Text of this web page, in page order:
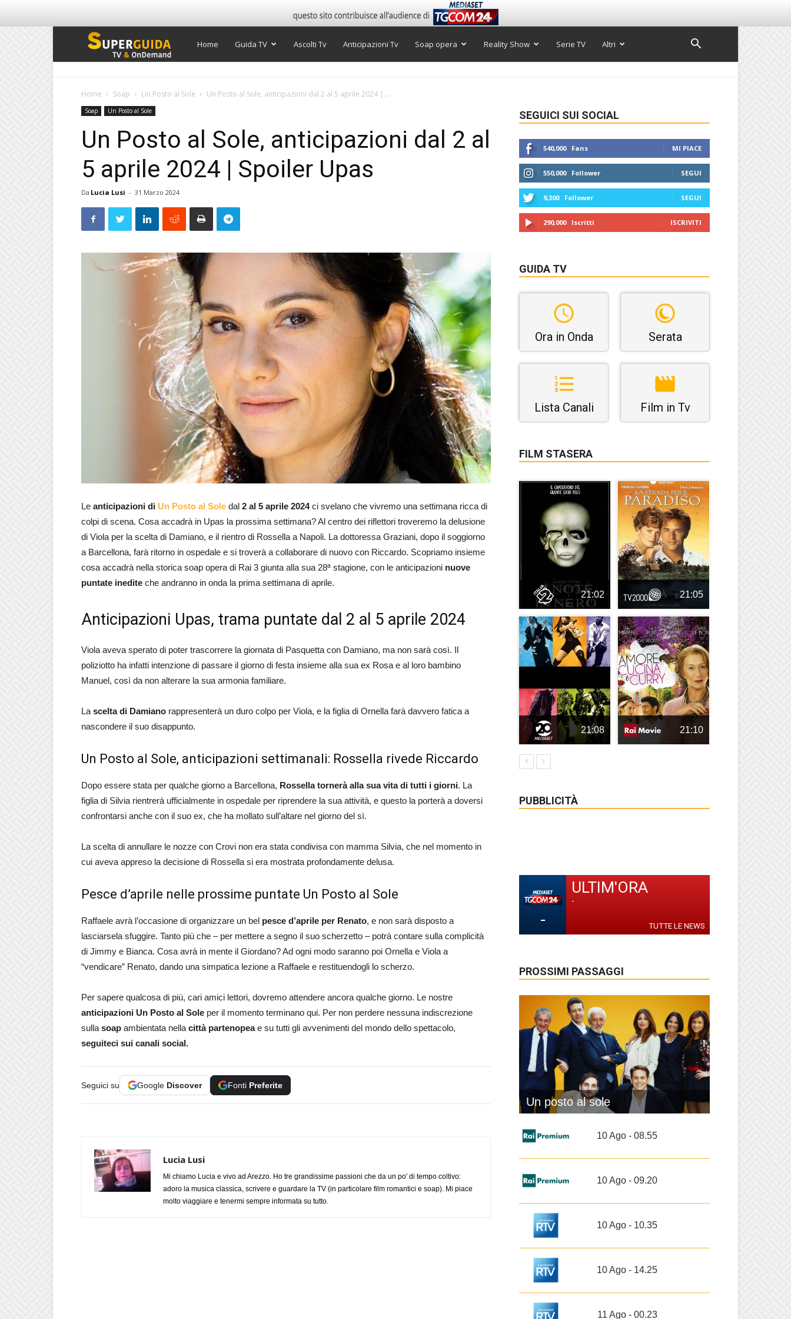
Super
Home Guida TV Ascolti Tv Anticipazioni Tv Soap opera Reality Show Serie TV Altri
Home Soap Un Posto al Sole Un Posto al Sole, anticipazioni dal 2 al 5 aprile 2024 |...
Soap Un Posto al Sole
Un Posto al Sole, anticipazioni dal 2 al
5 aprile 2024 | Spoiler Upas
Da Lucia Lusi - 31 Marzo 2024
Le anticipazioni di Un Posto al Sole dal 2 al 5 aprile 2024ci svelano che vivremo una settimana ricca di
colpi di scena. Cosa accadrà in Upas la prossima settimana? Al centro dei riflettori troveremo la delusione
di Viola per la scelta di Damiano, e il rientro di Rossella a Napoli. La dottoressa Graziani, dopo il soggiorno
a Barcellona, farà ritorno in ospedale e si troverà a collaborare di nuovo con Riccardo. Scopriamo insieme
cosa accadrà nella storica soap opera di Rai 3 giunta alla sua 28ª stagione, con le anticipazioni nuove
puntate inedite che andranno in onda la prima settimana di aprile.
Anticipazioni Upas, trama puntate dal 2 al 5 aprile 2024
Viola aveva sperato di poter trascorrere la giornata di Pasquetta con Damiano, ma non sarà così. Il
poliziotto ha infatti intenzione di passare il giorno di festa insieme alla sua ex Rosa e al loro bambino
Manuel, così da non alterare la sua armonia familiare.
La scelta di Damiano rappresenterà un duro colpo per Viola, e la figlia di Ornella farà davvero fatica a
nascondere il suo disappunto.
Un Posto al Sole, anticipazioni settimanali: Rossella rivede Riccardo
Dopo essere stata per qualche giorno a Barcellona, Rossella tornerà alla sua vita di tutti i giorni. La
figlia di Silvia rientrerà ufficialmente in ospedale per riprendere la sua attività, e questo la porterà a doversi
confrontarsi anche con il suo ex, che ha mollato sull’altare nel giorno del sì.
La scelta di annullare le nozze con Crovi non era stata condivisa con mamma Silvia, che nel momento in
cui aveva appreso la decisione di Rossella si era mostrata profondamente delusa.
Pesce d’aprile nelle prossime puntate Un Posto al Sole
Raffaele avrà l’occasione di organizzare un bel pesce d’aprile per Renato, e non sarà disposto a
lasciarsela sfuggire. Tanto più che – per mettere a segno il suo scherzetto – potrà contare sulla complicità
di Jimmy e Bianca. Cosa avrà in mente il Giordano? Ad ogni modo saranno poi Ornella e Viola a
“vendicare” Renato, dando una simpatica lezione a Raffaele e restituendogli lo scherzo.
Per sapere qualcosa di più, cari amici lettori, dovremo attendere ancora qualche giorno. Le nostre
anticipazioni Un Posto al Sole per il momento terminano qui. Per non perdere nessuna indiscrezione
sulla soap ambientata nella città partenopeae su tutti gli avvenimenti del mondo dello spettacolo,
seguiteci sui canali social.
Seguici su Google Discover Fonti Preferite
Lucia Lusi
Mi chiamo Lucia e vivo ad Arezzo. Ho tre grandissime passioni che da un po' di tempo coltivo:
adoro la musica classica, scrivere e guardare la TV (in particolare film romantici e soap). Mi piace
molto viaggiare e tenermi sempre informata su tutto.
SEGUICI SUI SOCIAL
540,000 Fans MI PIACE
550,000 Follower SEGUI
9,300 Follower SEGUI
290,000 Iscritti ISCRIVITI
GUIDA TV
Ora in Onda Serata
Lista Canali Film in Tv
FILM STASERA
21:02 21:05
21:08 21:10
PUBBLICITÀ
-
ULTIM'ORA
-
TUTTE LE NEWS
PROSSIMI PASSAGGI
Un posto al sole
10 Ago - 08.55
10 Ago - 09.20
10 Ago - 10.35
10 Ago - 14.25
11 Ago - 00.23